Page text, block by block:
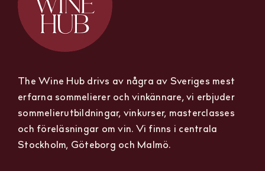
The Wine Hub drivs av några av Sveriges mest
erfarna sommelierer och vinkännare, vi erbjuder
sommelierutbildningar, vinkurser, masterclasses
och föreläsningar om vin. Vi finns i centrala
Stockholm, Göteborg och Malmö.